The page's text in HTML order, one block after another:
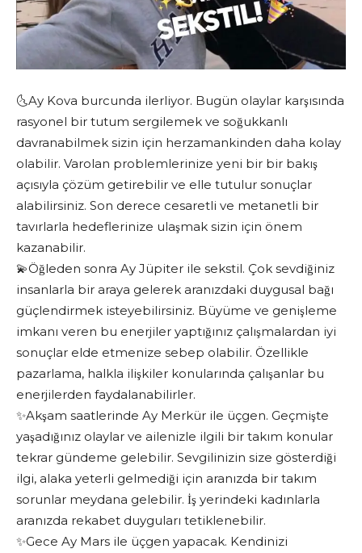
🌜Ay Kova burcunda ilerliyor. Bugün olaylar karşısında
rasyonel bir tutum sergilemek ve soğukkanlı
davranabilmek sizin için herzamankinden daha kolay
olabilir. Varolan problemlerinize yeni bir bir bakış
açısıyla çözüm getirebilir ve elle tutulur sonuçlar
alabilirsiniz. Son derece cesaretli ve metanetli bir
tavırlarla hedeflerinize ulaşmak sizin için önem
kazanabilir.
💫Öğleden sonra Ay Jüpiter ile sekstil. Çok sevdiğiniz
insanlarla bir araya gelerek aranızdaki duygusal bağı
güçlendirmek isteyebilirsiniz. Büyüme ve genişleme
imkanı veren bu enerjiler yaptığınız çalışmalardan iyi
sonuçlar elde etmenize sebep olabilir. Özellikle
pazarlama, halkla ilişkiler konularında çalışanlar bu
enerjilerden faydalanabilirler.
✨Akşam saatlerinde Ay Merkür ile üçgen. Geçmişte
yaşadığınız olaylar ve ailenizle ilgili bir takım konular
tekrar gündeme gelebilir. Sevgilinizin size gösterdiği
ilgi, alaka yeterli gelmediği için aranızda bir takım
sorunlar meydana gelebilir. İş yerindeki kadınlarla
aranızda rekabet duyguları tetiklenebilir.
✨Gece Ay Mars ile üçgen yapacak. Kendinizi